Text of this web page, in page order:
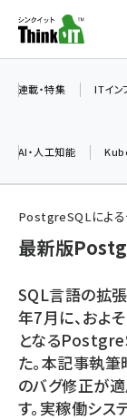
ン
ツ
加藤銘の
北海道を
drupal
genai
abc123
連載・特集 ITイン
AI・人工知能
PostgreSQLによる
最新版
SQL言語の拡
年7月に、およ
となる
た。本記事執筆
のバグ修正が
す。実稼働シス